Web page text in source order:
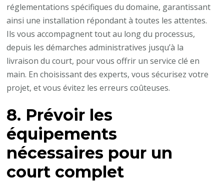
réglementations spécifiques du domaine, garantissant
ainsi une installation répondant à toutes les attentes.
Ils vous accompagnent tout au long du processus,
depuis les démarches administratives jusqu’à la
livraison du court, pour vous offrir un service clé en
main. En choisissant des experts, vous sécurisez votre
projet, et vous évitez les erreurs coûteuses.
8. Prévoir les
équipements
nécessaires pour un
court complet